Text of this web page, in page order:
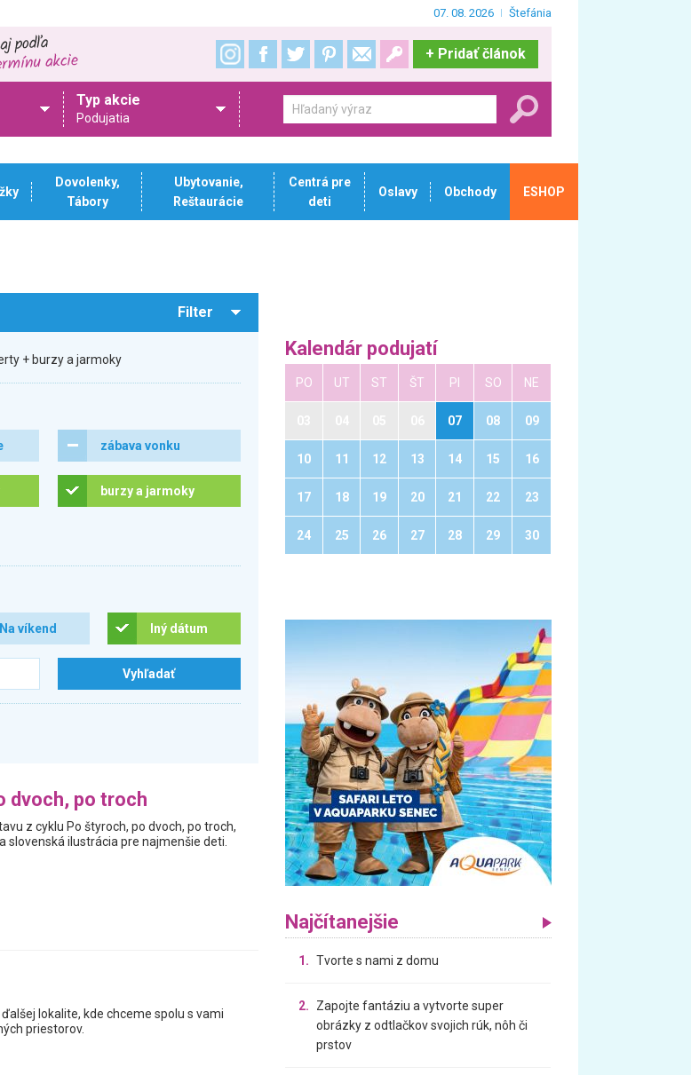
07. 08. 2026 Štefánia
+ Pridať článok
Typ akcie
Podujatia
Dovolenky,
Tábory
Ubytovanie,
Reštaurácie
Centrá pre
deti
Oslavy Obchody ESHOP
Filter
+ burzy a jarmoky
zábava vonku
burzy a jarmoky
Na víkend Iný dátum
dvoch, po troch
z cyklu Po štyroch, po dvoch, po troch,
slovenská ilustrácia pre najmenšie deti.
lokalite, kde chceme spolu s vami
priestorov.
Kalendár podujatí
PO UT ST ŠT PI SO NE
07 08 09
10 11 12 13 14 15 16
17 18 19 20 21 22 23
24 25 26 27 28 29 30
Najčítanejšie
1. Tvorte s nami z domu
2.
Zapojte fantáziu a vytvorte super
obrázky z odtlačkov svojich rúk, nôh či
prstov